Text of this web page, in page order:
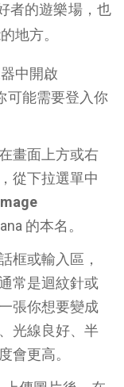
者的遊樂場，也
地方。
中開啟
可能需要登入你
畫面上方或右
從下拉選單中
的本名。
框或輸入區，
常是迴紋針或
張你想要變成
光線良好、半
會更高。